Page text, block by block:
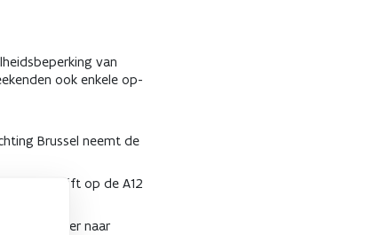
van
ook enkele op-
Brussel neemt de
blijft op de A12
Verkeer naar